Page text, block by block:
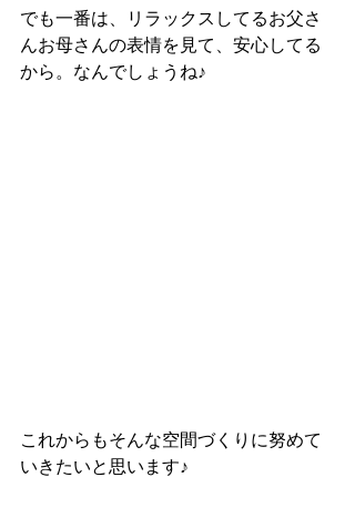
でも一番は、リラックスしてるお父さ
んお母さんの表情を見て、安心してる
から。なんでしょうね♪
これからもそんな空間づくりに努めて
いきたいと思います♪